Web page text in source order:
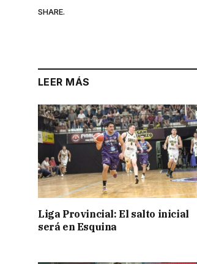
SHARE.
LEER MÁS
Liga Provincial: El salto inicial
será en Esquina